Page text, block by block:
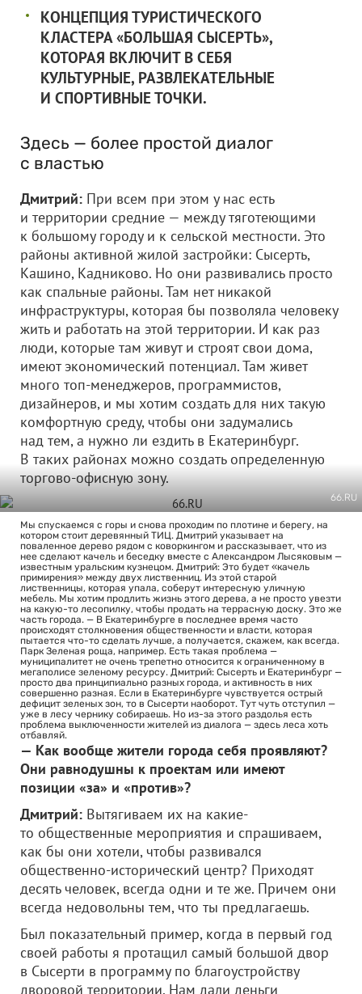
КОНЦЕПЦИЯ ТУРИСТИЧЕСКОГО
КЛАСТЕРА «БОЛЬШАЯ СЫСЕРТЬ»,
КОТОРАЯ ВКЛЮЧИТ В СЕБЯ
КУЛЬТУРНЫЕ, РАЗВЛЕКАТЕЛЬНЫЕ
И СПОРТИВНЫЕ ТОЧКИ.
Здесь — более простой диалог
с властью
Дмитрий: При всем при этом у нас есть
и территории средние — между тяготеющими
к большому городу и к сельской местности. Это
районы активной жилой застройки: Сысерть,
Кашино, Кадниково. Но они развивались просто
как спальные районы. Там нет никакой
инфраструктуры, которая бы позволяла человеку
жить и работать на этой территории. И как раз
люди, которые там живут и строят свои дома,
имеют экономический потенциал. Там живет
много топ-менеджеров, программистов,
дизайнеров, и мы хотим создать для них такую
комфортную среду, чтобы они задумались
над тем, а нужно ли ездить в Екатеринбург.
В таких районах можно создать определенную
торгово-офисную зону.
66.RU
Мы спускаемся с горы и снова проходим по плотине и берегу, на
котором стоит деревянный ТИЦ. Дмитрий указывает на
поваленное дерево рядом с коворкингом и рассказывает, что из
нее сделают качель и беседку вместе с Александром Лысяковым —
известным уральским кузнецом. Дмитрий: Это будет «качель
примирения» между двух лиственниц. Из этой старой
лиственницы, которая упала, соберут интересную уличную
мебель. Мы хотим продлить жизнь этого дерева, а не просто увезти
на какую-то лесопилку, чтобы продать на террасную доску. Это же
часть города. — В Екатеринбурге в последнее время часто
происходят столкновения общественности и власти, которая
пытается что-то сделать лучше, а получается, скажем, как всегда.
Парк Зеленая роща, например. Есть такая проблема —
муниципалитет не очень трепетно относится к ограниченному в
мегаполисе зеленому ресурсу. Дмитрий: Сысерть и Екатеринбург —
просто два принципиально разных города, и активность в них
совершенно разная. Если в Екатеринбурге чувствуется острый
дефицит зеленых зон, то в Сысерти наоборот. Тут чуть отступил —
уже в лесу чернику собираешь. Но из-за этого раздолья есть
проблема выключенности жителей из диалога — здесь леса хоть
отбавляй.
— Как вообще жители города себя проявляют?
Они равнодушны к проектам или имеют
позиции «за» и «против»?
Дмитрий: Вытягиваем их на какие-
то общественные мероприятия и спрашиваем,
как бы они хотели, чтобы развивался
общественно-исторический центр? Приходят
десять человек, всегда одни и те же. Причем они
всегда недовольны тем, что ты предлагаешь.
Был показательный пример, когда в первый год
своей работы я протащил самый большой двор
в Сысерти в программу по благоустройству
дворовой территории. Нам дали деньги